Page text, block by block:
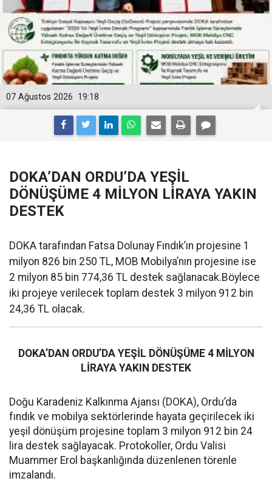
19:18
07 Ağustos 2026
DOKA’DAN ORDU’DA YEŞİL
DÖNÜŞÜME 4 MİLYON LİRAYA YAKIN
DESTEK
DOKA tarafından Fatsa Dolunay Fındık’ın projesine 1
milyon 826 bin 250 TL, MOB Mobilya’nın projesine ise
2 milyon 85 bin 774,36 TL destek sağlanacak.Böylece
iki projeye verilecek toplam destek 3 milyon 912 bin
24,36 TL olacak.
DOKA’DAN ORDU’DA YEŞİL DÖNÜŞÜME 4 MİLYON
LİRAYA YAKIN DESTEK
Doğu Karadeniz Kalkınma Ajansı (DOKA), Ordu’da
fındık ve mobilya sektörlerinde hayata geçirilecek iki
yeşil dönüşüm projesine toplam 3 milyon 912 bin 24
lira destek sağlayacak. Protokoller, Ordu Valisi
Muammer Erol başkanlığında düzenlenen törenle
imzalandı.